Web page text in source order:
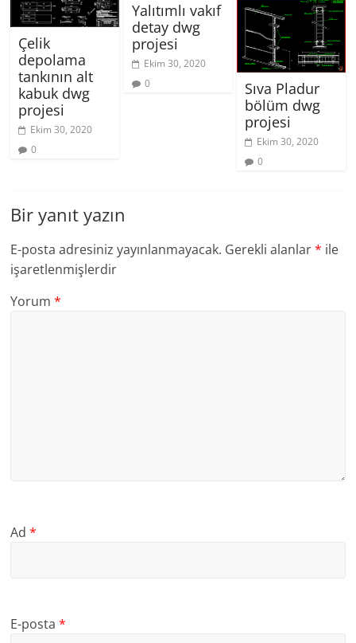
Çelik
depolama
tankının alt
kabuk dwg
projesi
Ekim 30, 2020
0
Yalıtımlı vakıf
detay dwg
projesi
Ekim 30, 2020
0
Sıva Pladur
bölüm dwg
projesi
Ekim 30, 2020
0
Bir yanıt yazın
E-posta adresiniz yayınlanmayacak. Gerekli alanlar* ile
işaretlenmişlerdir
Yorum*
Ad*
E-posta*